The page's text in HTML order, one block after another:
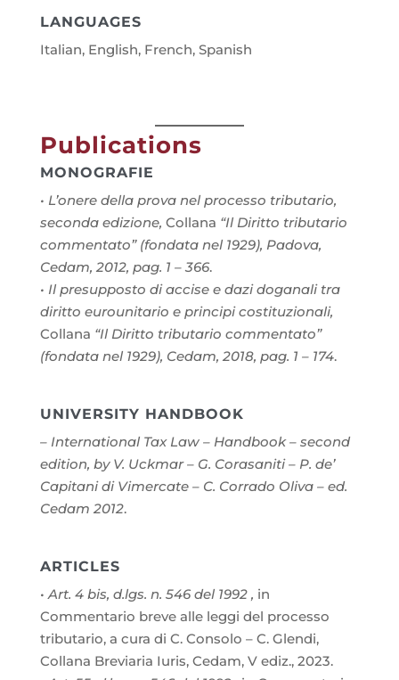
LANGUAGES
Italian, English, French, Spanish
Publications
MONOGRAFIE
• L’onere della prova nel processo tributario,
seconda edizione, Collana “Il Diritto tributario
commentato” (fondata nel 1929), Padova,
Cedam, 2012, pag. 1 – 366.
• Il presupposto di accise e dazi doganali tra
diritto eurounitario e principi costituzionali,
Collana “Il Diritto tributario commentato”
(fondata nel 1929), Cedam, 2018, pag. 1 – 174.
UNIVERSITY HANDBOOK
– International Tax Law – Handbook – second
edition, by V. Uckmar – G. Corasaniti – P. de’
Capitani di Vimercate – C. Corrado Oliva – ed.
Cedam 2012.
ARTICLES
• Art. 4 bis, d.lgs. n. 546 del 1992 , in
Commentario breve alle leggi del processo
tributario, a cura di C. Consolo – C. Glendi,
Collana Breviaria Iuris, Cedam, V ediz., 2023.